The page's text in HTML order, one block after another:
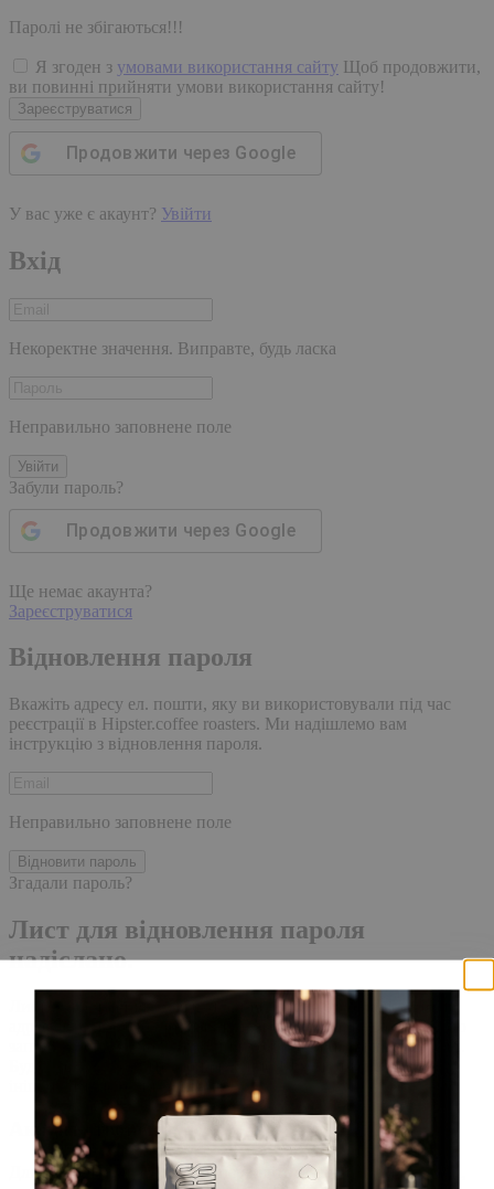
Паролі не збігаються!!!
Я згоден з умовами використання сайту Щоб продовжити,
ви повинні прийняти умови використання сайту!
Зареєструватися
Продовжити через Google
У вас уже є акаунт? Увійти
Вхід
Некоректне значення. Виправте, будь ласка
Неправильно заповнене поле
Увійти
Забули пароль?
Продовжити через Google
Ще немає акаунта?
Зареєструватися
Відновлення пароля
Вкажіть адресу ел. пошти, яку ви використовували під час
реєстрації в Hipster.coffee roasters. Ми надішлемо вам
інструкцію з відновлення пароля.
Неправильно заповнене поле
Відновити пароль
Згадали пароль?
Лист для відновлення пароля
надіслано.
Лист із посиланням для скидання пароля було надіслано на
адресу електронної пошти, прив'язану до вашого облікового
запису, доставка повідомлення може зайняти кілька хвилин.
Будь ласка, зачекайте щонайменше 10 хвилин, перш ніж
ініціювати ще один запит.
Акаунт створено
Для завершення реєстрації, перейдіть за посиланням у листі,